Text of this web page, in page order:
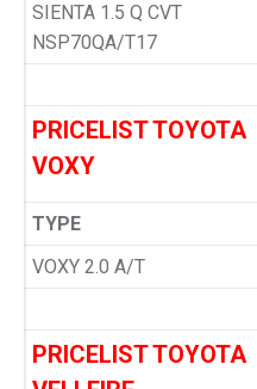
SIENTA 1.5 Q CVT
NSP70QA/T17
PRICELIST TOYOTA
VOXY
TYPE
VOXY 2.0 A/T
PRICELIST TOYOTA